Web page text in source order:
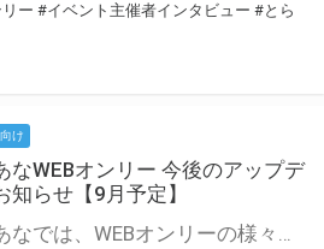
ー #イベント主催者インタビュー #とら
け
なWEBオンリー 今後のアップデ
知らせ【9月予定】
とらのあなでは、WEBオンリーの様々な支援を実施しています。 今回は2021年9月に実装を予定しているアップデート情報についてご紹介いたします。 とらのあなWEBオンリーサイトはこちら